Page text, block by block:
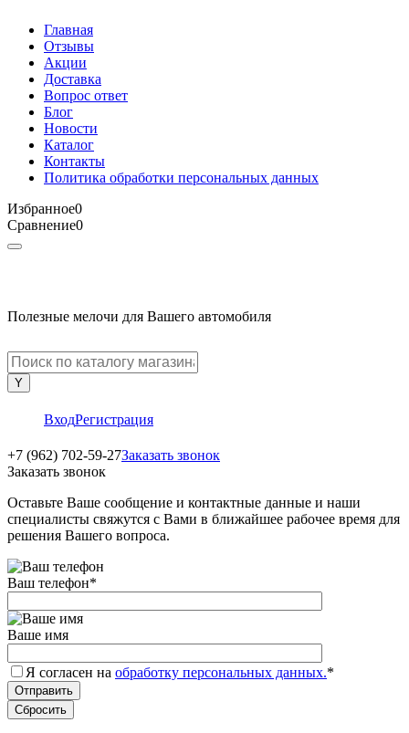
Главная
Отзывы
Акции
Доставка
Вопрос ответ
Блог
Новости
Каталог
Контакты
Политика обработки персональных данных
Избранное0
Сравнение0
Полезные мелочи для Вашего автомобиля
ВходРегистрация
+7 (962) 702-59-27Заказать звонок
Заказать звонок
Оставьте Ваше сообщение и контактные данные и наши
специалисты свяжутся с Вами в ближайшее рабочее время для
решения Вашего вопроса.
Ваш телефон*
Ваше имя
Я согласен на обработку персональных данных.*